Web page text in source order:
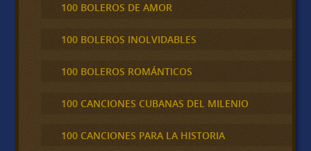
100 BOLEROS DE AMOR
100 BOLEROS INOLVIDABLES
100 BOLEROS ROMÁNTICOS
100 CANCIONES CUBANAS DEL MILENIO
100 CANCIONES PARA LA HISTORIA